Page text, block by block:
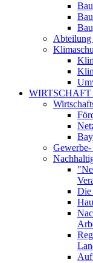
Abteilung
Die
Auf